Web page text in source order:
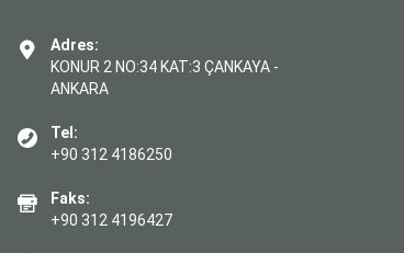
Adres:
KONUR 2 NO:34 KAT:3 ÇANKAYA -
ANKARA
Tel:
+90 312 4186250
Faks:
+90 312 4196427